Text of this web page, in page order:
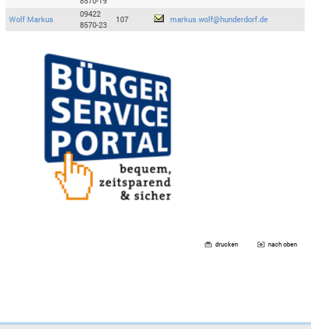
Wolf Markus
09422
8570-23
107 markus.wolf@hunderdorf.de
drucken nach oben